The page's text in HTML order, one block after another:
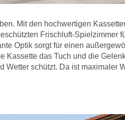
Mit den hochwertigen
Frischluft-Spielzimmer
Optik sorgt für einen
Kassette das Tuch und die
Wetter schützt. Da ist maximaler